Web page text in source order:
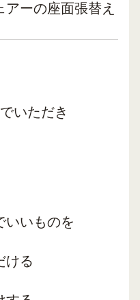
ーの座面張替え
いただき
いいものを
ける